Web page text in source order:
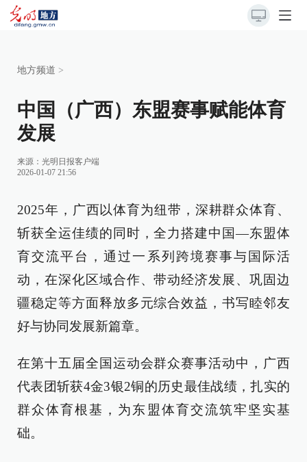
地方频道 >
中国（广西）东盟赛事赋能体育
发展
来源： 光明日报客户端
2026-01-07 21:56
2025年，广西以体育为纽带，深耕群众体育、
斩获全运佳绩的同时，全力搭建中国—东盟体
育交流平台，通过一系列跨境赛事与国际活
动，在深化区域合作、带动经济发展、巩固边
疆稳定等方面释放多元综合效益，书写睦邻友
好与协同发展新篇章。
在第十五届全国运动会群众赛事活动中，广西
代表团斩获4金3银2铜的历史最佳战绩，扎实的
群众体育根基，为东盟体育交流筑牢坚实基
础。